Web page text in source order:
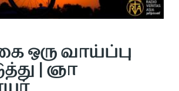
ஒரு வாய்ப்பு
| ஞா